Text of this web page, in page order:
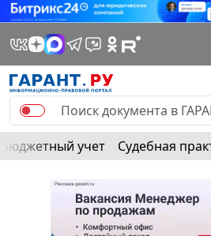
Бюджетный учет Судебная